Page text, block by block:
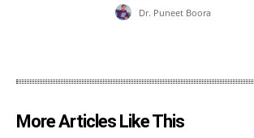
Dr. Puneet Boora
More Articles Like This